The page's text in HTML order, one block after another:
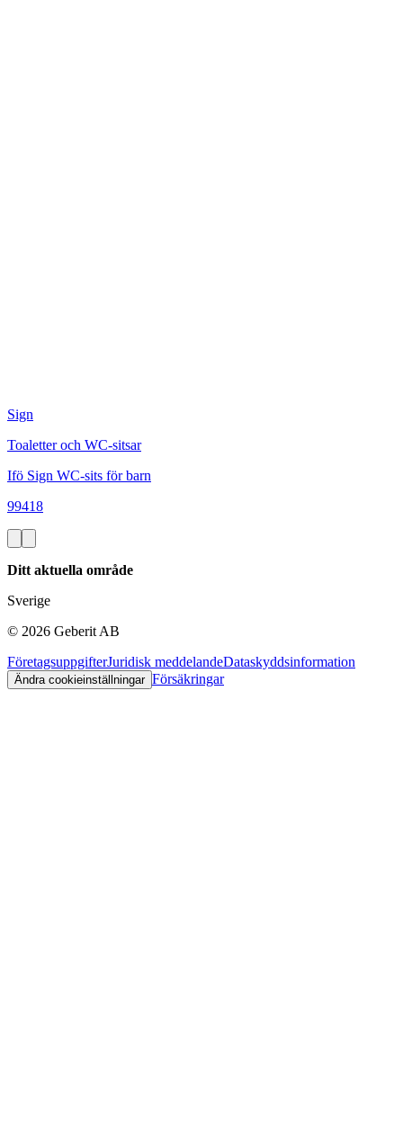
Sign
Toaletter och WC-sitsar
Ifö Sign WC-sits för barn
99418
Ditt aktuella område
Sverige
© 2026 Geberit AB
FöretagsuppgifterJuridisk meddelandeDataskyddsinformation
Ändra cookieinställningar Försäkringar